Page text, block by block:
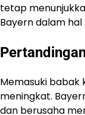
tetap
Bayern dalam
Memasuki babak
meningkat.
dan berusaha